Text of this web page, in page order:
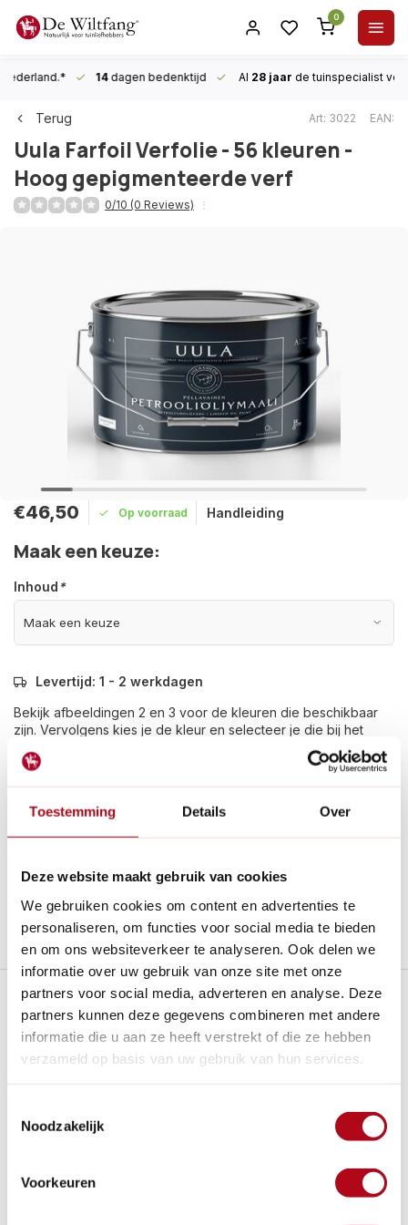
Toestemming Details Over
Deze website maakt gebruik van cookies
We gebruiken cookies om content en advertenties te
personaliseren, om functies voor social media te bieden
en om ons websiteverkeer te analyseren. Ook delen we
informatie over uw gebruik van onze site met onze
partners voor social media, adverteren en analyse. Deze
partners kunnen deze gegevens combineren met andere
informatie die u aan ze heeft verstrekt of die ze hebben
verzameld op basis van uw gebruik van hun services.
Noodzakelijk
Voorkeuren
0
14dagen bedenktijd Al 28 jaar de tuinspecialist
Terug Art: 3022 EAN:
Uula Farfoil Verfolie - 56 kleuren -
Hoog gepigmenteerde verf
0/10 (0 Reviews)
€46,50 Op voorraad Handleiding
Maak een keuze:
Inhoud*
Levertijd: 1 - 2 werkdagen
Bekijk afbeeldingen 2 en 3 voor de kleuren die beschikbaar
zijn. Vervolgens kies je de kleur en selecteer je die bij het
Lees meer
Betaal achteraf met Riverty.
Al28 jaarde tuinspecialist voor tuinliefhebbers
Stel een vraag over dit product
Plus- en minpunten
Gemaakt met natuurlijke ingrediënten zoals lijnolie en
aardpigmenten en heeft lage VOC-emissies.
Dampdoorlatend, voorkomt bladdervorming en houtrot
Biedt uitstekende dekking, vaak al met één laag, en is
De verf is pas kleefvrij na 1-3 dagen en overschilderbaar
na minimaal 3 dagen.